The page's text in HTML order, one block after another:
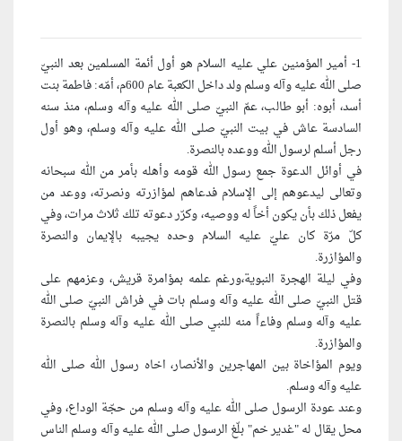
1- أمير المؤمنين علي عليه السلام هو أول أئمة المسلمين بعد النبيّ
صلى الله عليه وآله وسلم ولد داخل الكعبة عام 600م، أمّه: فاطمة بنت
أسد، أبوه: أبو طالب، عمّ النبيّ صلى الله عليه وآله وسلم، منذ سنه
السادسة عاش في بيت النبيّ صلى الله عليه وآله وسلم، وهو أول
رجل أسلم لرسول الله ووعده بالنصرة.
في أوائل الدعوة جمع رسول الله قومه وأهله بأمر من الله سبحانه
وتعالى ليدعوهم إلى الإسلام فدعاهم لمؤازرته ونصرته، ووعد من
يفعل ذلك بأن يكون أخاً له ووصيه، وكرّر دعوته تلك ثلاث مرات، وفي
كلّ مرّة كان عليّ عليه السلام وحده يجيبه بالإيمان والنصرة
والمؤازرة.
وفي ليلة الهجرة النبوية،ورغم علمه بمؤامرة قريش، وعزمهم على
قتل النبيّ صلى الله عليه وآله وسلم بات في فراش النبيّ صلى الله
عليه وآله وسلم وفاءاً منه للنبي صلى الله عليه وآله وسلم بالنصرة
والمؤازرة.
ويوم المؤاخاة بين المهاجرين والأنصار، اخاه رسول الله صلى الله
عليه وآله وسلم.
وعند عودة الرسول صلى الله عليه وآله وسلم من حجّة الوداع، وفي
محل يقال له "غدير خم" بلّغ الرسول صلى الله عليه وآله وسلم الناس